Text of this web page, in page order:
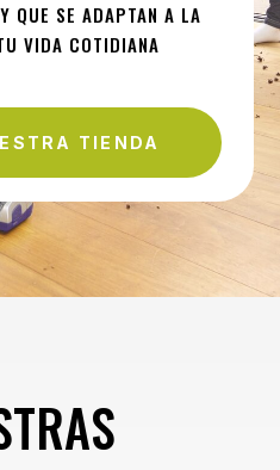
QUE SE ADAPTAN A LA
VIDA COTIDIANA
TIENDA